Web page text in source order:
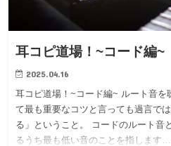
耳コピ道場！~コード編~
2025.04.16
耳コピ道場！~コード編~ ルート音
て最も重要なコツと言っても過言で
る」ということ。 コードのルート音
るうち最も低い音のことを指します…